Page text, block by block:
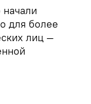
для более
лиц —